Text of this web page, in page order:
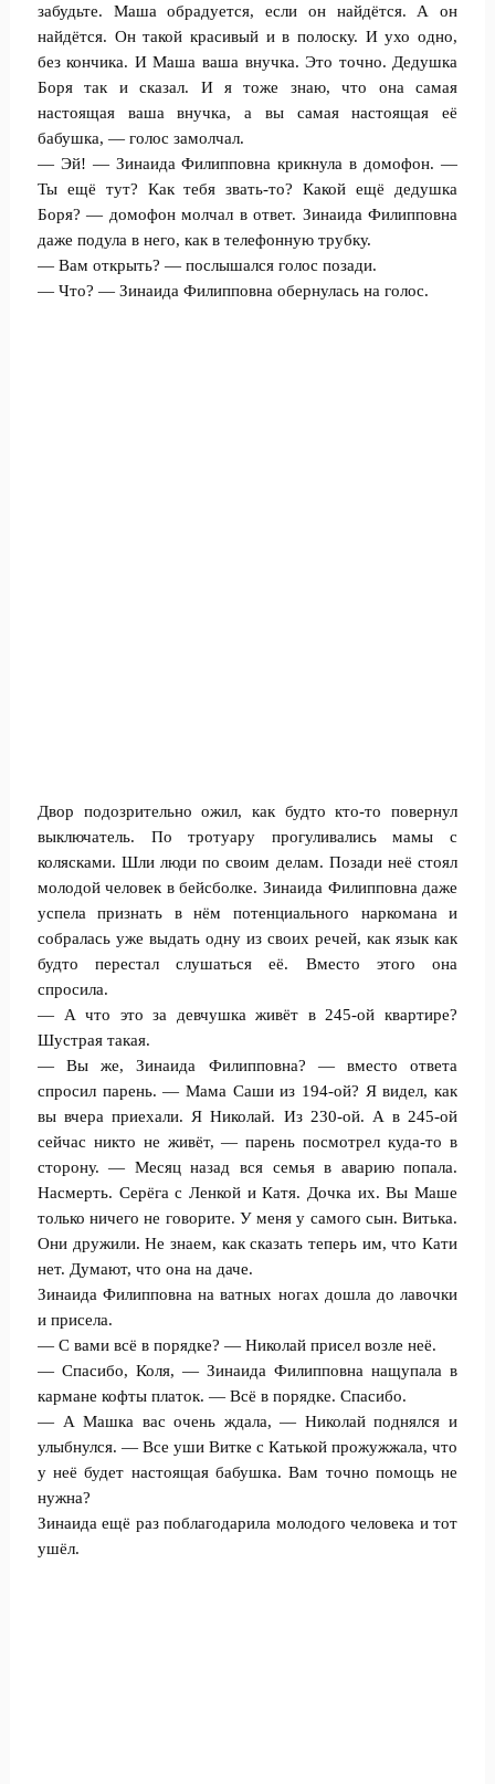
забудьте. Маша обрадуется, если он найдётся. А он
найдётся. Он такой красивый и в полоску. И ухо одно,
без кончика. И Маша ваша внучка. Это точно. Дедушка
Боря так и сказал. И я тоже знаю, что она самая
настоящая ваша внучка, а вы самая настоящая её
бабушка, — голос замолчал.
— Эй! — Зинаида Филипповна крикнула в домофон. —
Ты ещё тут? Как тебя звать-то? Какой ещё дедушка
Боря? — домофон молчал в ответ. Зинаида Филипповна
даже подула в него, как в телефонную трубку.
— Вам открыть? — послышался голос позади.
— Что? — Зинаида Филипповна обернулась на голос.
Двор подозрительно ожил, как будто кто-то повернул
выключатель. По тротуару прогуливались мамы с
колясками. Шли люди по своим делам. Позади неё стоял
молодой человек в бейсболке. Зинаида Филипповна даже
успела признать в нём потенциального наркомана и
собралась уже выдать одну из своих речей, как язык как
будто перестал слушаться её. Вместо этого она
спросила.
— А что это за девчушка живёт в 245-ой квартире?
Шустрая такая.
— Вы же, Зинаида Филипповна? — вместо ответа
спросил парень. — Мама Саши из 194-ой? Я видел, как
вы вчера приехали. Я Николай. Из 230-ой. А в 245-ой
сейчас никто не живёт, — парень посмотрел куда-то в
сторону. — Месяц назад вся семья в аварию попала.
Насмерть. Серёга с Ленкой и Катя. Дочка их. Вы Маше
только ничего не говорите. У меня у самого сын. Витька.
Они дружили. Не знаем, как сказать теперь им, что Кати
нет. Думают, что она на даче.
Зинаида Филипповна на ватных ногах дошла до лавочки
и присела.
— С вами всё в порядке? — Николай присел возле неё.
— Спасибо, Коля, — Зинаида Филипповна нащупала в
кармане кофты платок. — Всё в порядке. Спасибо.
— А Машка вас очень ждала, — Николай поднялся и
улыбнулся. — Все уши Витке с Катькой прожужжала, что
у неё будет настоящая бабушка. Вам точно помощь не
нужна?
Зинаида ещё раз поблагодарила молодого человека и тот
ушёл.